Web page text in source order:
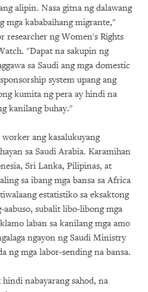
alipin. Nasa gitna ng dalawang
mga kababaihang migrante,"
researcher ng Women's Rights
"Dapat na sakupin ng
sa Saudi ang mga domestic
system upang ang
kumita ng pera ay hindi na
kanilang buhay."
ang kasalukuyang
sa Saudi Arabia. Karamihan
Sri Lanka, Pilipinas, at
sa ibang mga bansa sa Africa
estatistiko sa eksaktong
aabuso, subalit libo-libong mga
laban sa kanilang mga amo
ngayon ng Saudi Ministry
ng mga labor-sending na bansa.
nabayarang sahod, na